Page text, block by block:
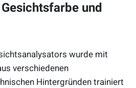
und
wurde mit
verschiedenen
Hintergründen trainiert